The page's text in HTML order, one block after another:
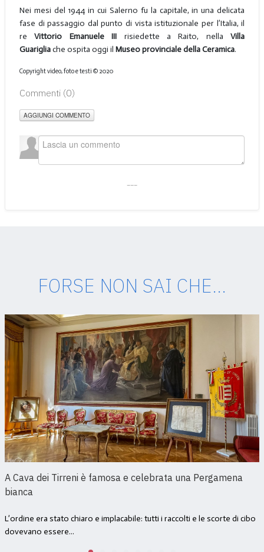
Nei mesi del 1944 in cui Salerno fu la capitale, in una delicata
fase di passaggio dal punto di vista istituzionale per l’Italia, il
reVittorio Emanuele III risiedette a Raito, nellaVilla
Guarigliache ospita oggi il Museo provinciale della Ceramica.
Copyright video, foto e testi © 2020
Commenti (0)
AGGIUNGI COMMENTO
FORSE NON SAI CHE...
A Cava dei Tirreni è famosa e celebrata una Pergamena
bianca
L’ordine era stato chiaro e implacabile: tutti i raccolti e le scorte di cibo
dovevano essere...